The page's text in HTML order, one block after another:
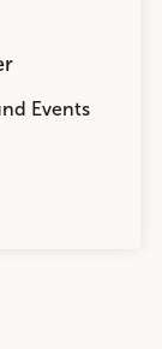
Events